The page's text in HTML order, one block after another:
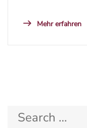
Mehr erfahren